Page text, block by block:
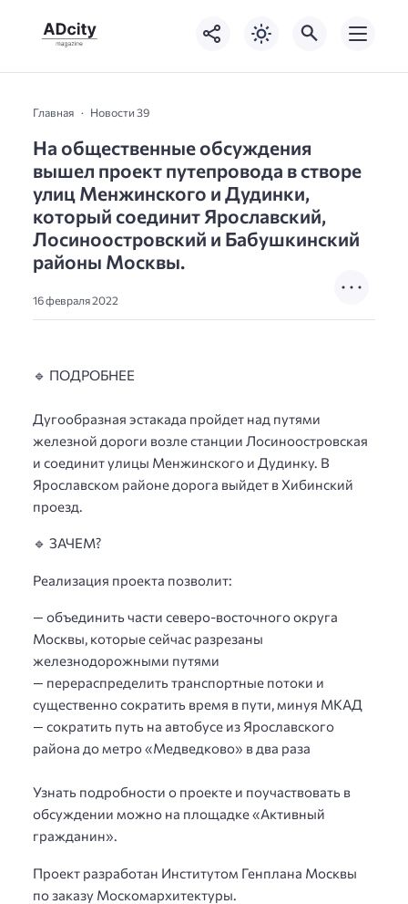
Главная Новости 39
На общественные обсуждения
вышел проект путепровода в створе
улиц Менжинского и Дудинки,
который соединит Ярославский,
Лосиноостровский и Бабушкинский
районы Москвы.
16 февраля 2022
🔹 ПОДРОБНЕЕ
Дугообразная эстакада пройдет над путями
железной дороги возле станции Лосиноостровская
и соединит улицы Менжинского и Дудинку. В
Ярославском районе дорога выйдет в Хибинский
проезд.
🔹 ЗАЧЕМ?
Реализация проекта позволит:
— объединить части северо-восточного округа
Москвы, которые сейчас разрезаны
железнодорожными путями
— перераспределить транспортные потоки и
существенно сократить время в пути, минуя МКАД
— сократить путь на автобусе из Ярославского
района до метро «Медведково» в два раза
Узнать подробности о проекте и поучаствовать в
обсуждении можно на площадке «Активный
гражданин».
Проект разработан Институтом Генплана Москвы
по заказу Москомархитектуры.